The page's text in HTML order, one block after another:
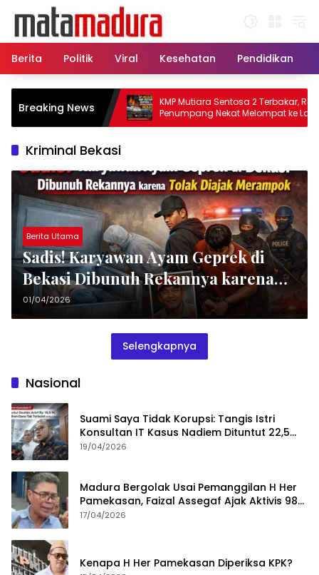
konten
Berita
Politik Viral Kesehatan Pendidikan
Breaking News
11 Kapal Sisir
Korban KMP
KMP Mutiara Sentosa 2 Terbakar, Ratusan
Penumpang Nekat Melompat ke Laut
Kriminal Bekasi
Berita Utama
Sadis! Karyawan Ayam Geprek di
Bekasi Dibunuh Rekannya karena
Tolak Diajak Merampok Majikan
01/04/2026
Selengkapnya
Nasional
Suami Saya Tidak Korupsi: Tangis Istri
Konsultan IT Kasus Nadiem Dituntut 22,5
Tahun
19/04/2026
Madura Bergolak Usai Pemanggilan H Her
Pamekasan, Faizal Assegaf Ajak Aktivis 98
Bongkar Permainan KPK
17/04/2026
Kenapa H Her Pamekasan Diperiksa KPK?